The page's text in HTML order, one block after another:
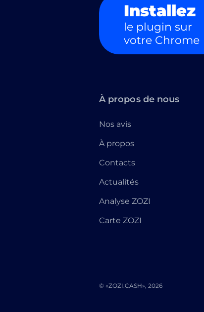
Installez
le plugin sur
votre Chrome
À propos de nous
Nos avis
À propos
Contacts
Actualités
Analyse ZOZI
Carte ZOZI
© «ZOZI.CASH», 2026